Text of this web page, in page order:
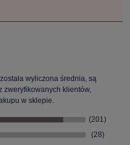
wyliczona średnia, są
zweryfikowanych klientów,
w sklepie.
(201)
(28)